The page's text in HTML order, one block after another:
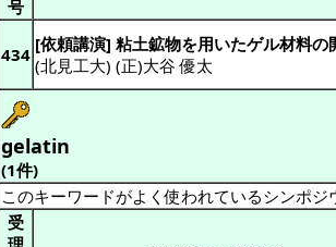
号
434 [依頼講演] 粘土鉱物を用いたゲル材料の
(北見工大) (正)大谷 優太
gelatin
(1件)
このキーワードがよく使われているシンポ
受